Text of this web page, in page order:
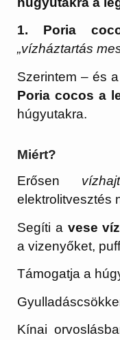
1. Poria
„vízháztartás
Szerintem – és
Poria cocos a
húgyutakra.
Miért?
Erősen
elektrolitvesztés
Segíti a vese
a vizenyőket,
Támogatja a
Kínai